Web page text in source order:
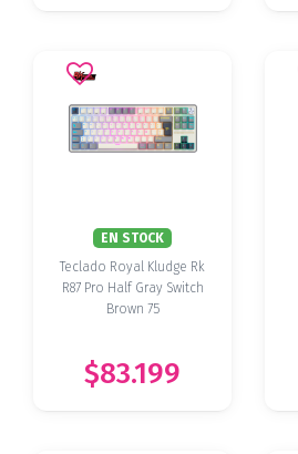
EN STOCK
Teclado Royal Kludge Rk
R87 Pro Half Gray Switch
Brown 75
$83.199